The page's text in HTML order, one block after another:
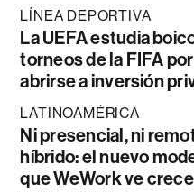
LÍNEA DEPORTIVA
La UEFA estudia
torneos de la FIFA
abrirse a inversión
LATINOAMÉRICA
Ni presencial, ni
híbrido: el nuevo
que WeWork ve